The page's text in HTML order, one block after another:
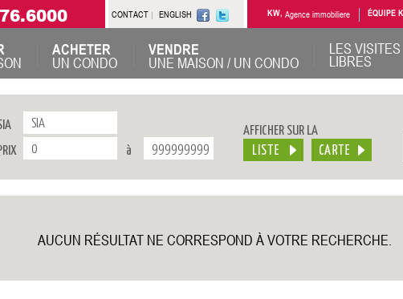
CONTACT ENGLISH KW, Agence immobiliere ÉQUIPE
ACHETER
UN CONDO
VENDRE
UNE MAISON / UN CONDO
LES VISITES
LIBRES
à
AFFICHER SUR LA
AUCUN RÉSULTAT NE CORRESPOND À VOTRE RECHERCHE.